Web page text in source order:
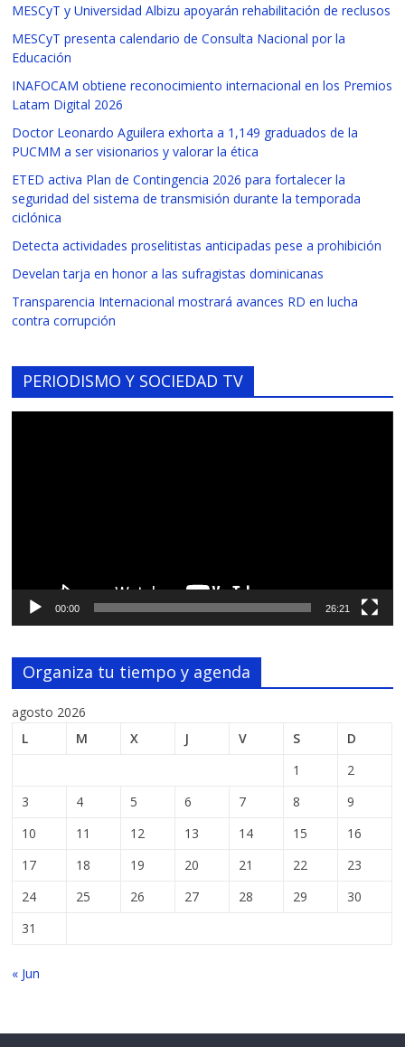
MESCyT y Universidad Albizu apoyarán rehabilitación de reclusos
MESCyT presenta calendario de Consulta Nacional por la
Educación
INAFOCAM obtiene reconocimiento internacional en los Premios
Latam Digital 2026
Doctor Leonardo Aguilera exhorta a 1,149 graduados de la
PUCMM a ser visionarios y valorar la ética
ETED activa Plan de Contingencia 2026 para fortalecer la
seguridad del sistema de transmisión durante la temporada
ciclónica
Detecta actividades proselitistas anticipadas pese a prohibición
Develan tarja en honor a las sufragistas dominicanas
Transparencia Internacional mostrará avances RD en lucha
contra corrupción
PERIODISMO Y SOCIEDAD TV
00:00 26:21
Organiza tu tiempo y agenda
agosto 2026
L
M X J V S
D
1
2
3
4 5 6 7 8
9
10
11 12 13 14 15
16
17
18 19 20 21 22
23
24
25 26 27 28 29
30
31
« Jun